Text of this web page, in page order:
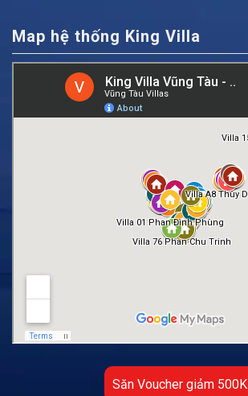
Map hệ thống King Villa
Săn Voucher giảm 500K